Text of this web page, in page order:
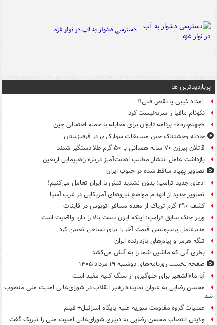
دسترسی دشوار به آب در نوار غزه
پربازدیدترین ها
امداد غیبی یا نقص فنی!؟
نکونام مافیا را سربه‌نیست کرد
«جهنم‌دره»؛ برنامه تایوان برای مقابله با حمله احتمالی چین
حادثه وحشتناک حین مسابقات سوارکاری در قرقیزستان
قاتلان پیرزن ۷۰ ساله همدانی با ۵۰ گرم طلا دستگیر شدند
بازداشت عامل انتشار مطالب اهانت‌آمیز درباره راهپیمایی اربعین
تصاویر پهپاد ساقط شده در جنوب ایران
ادعای جدید ترامپ: بدون تشدید تنش با ایران تعامل می‌کنیم!
تصاویر جدید از انهدام مواضع نیروهای آمریکایی در غرب آسیا
کشف ۳۱۰ گرم تریاک از معده مسافر اتوبوس در قاینات
وزیر جنگ سابق ترامپ: اینکه ایران دست بالا را دارد واقعیت است
مدیرعامل پرسپولیس قیمت آخر را برای نساجی تعیین کرد
تنگه هرمز و پیام‌های بازدارنده ایران
بطری آبی که ماشین شما را به آتش می‌کشد
صفحه نخست روزنامه‌های دوشنبه ۱۹ مرداد ۱۴۰۵
آیا ماءالشعیر برای جلوگیری از سنگ کلیه مفید است
محسن رضایی به عنوان نماینده رهبر انقلاب در شورای‌عالی امنیت ملی منصوب
شد
عملیات گروه مقاومت سوریه علیه پایگاه اسرائیل+ فیلم
ولایتی انتصاب محسن رضایی به دبیری شورای‌عالی امنیت ملی را تبریک گفت